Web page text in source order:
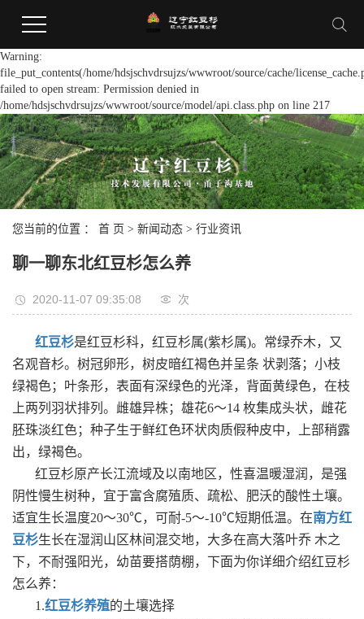
Warning:
file_put_contents(/home/hdsjschvdrsujzs/wwwroot/source/cache/
failed to open stream: Permission denied in
/home/hdsjschvdrsujzs/wwwroot/source/model/api.class.php on line 217
您当前的位置 ： 首 页 > 新闻动态 > 行业资讯
聊一聊东北红豆杉怎么养
2020-11-07 09:35:08 次
红豆杉是红豆杉科，红豆杉属(紫杉属)。常绿乔木，又
名观音杉。树冠卵形，树皮暗红褐色并呈条 状剥落；小枝
绿褐色；叶条形，表面有深绿色的光泽，背面黄绿色，在枝
上两列羽状排列。雌雄异株；雄花6～14 枚集成头状，雌花
胚珠淡红色；种子生于鲜红色环状肉质假种皮中，上部稍露
出，绿褐色。
红豆杉原产长江流域及以南地区，性喜温暖湿润，是强
阴性慢生树种，宜于富含腐殖质、疏松、肥沃的酸性土壤。
适宜生长温度20～30℃，可耐-5～-10℃短期低温。在南方红
豆杉生长在湿润山区林间混交地，大多在高大落叶乔 木之
下，不耐强阳光，幼苗要搭荫棚，下面为你详细介绍红豆杉
怎么养：
1.红豆杉养殖的土壤选择